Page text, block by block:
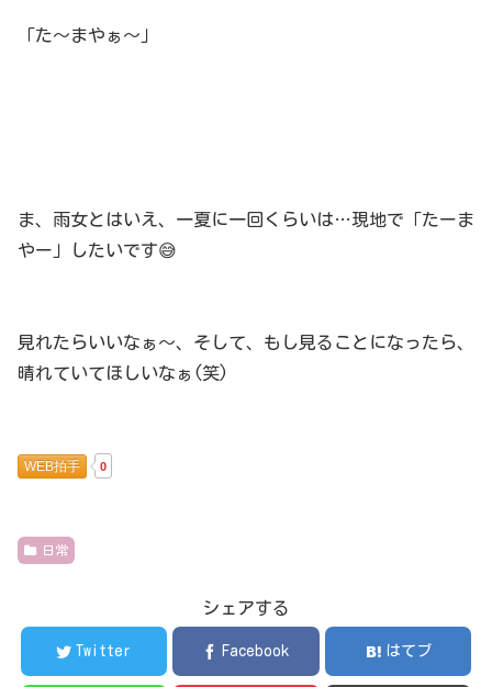
「た～まやぁ～」
ま、雨女とはいえ、一夏に一回くらいは…現地で「たーま
やー」したいです😅
見れたらいいなぁ～、そして、もし見ることになったら、
晴れていてほしいなぁ(笑)
WEB拍手 0
日常
シェアする
Twitter Facebook はてブ